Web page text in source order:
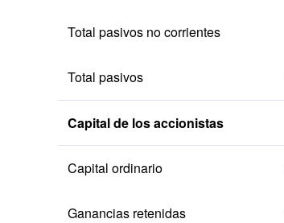
Total pasivos no corrientes
Total pasivos
Capital de los accionistas
Capital ordinario
Ganancias retenidas